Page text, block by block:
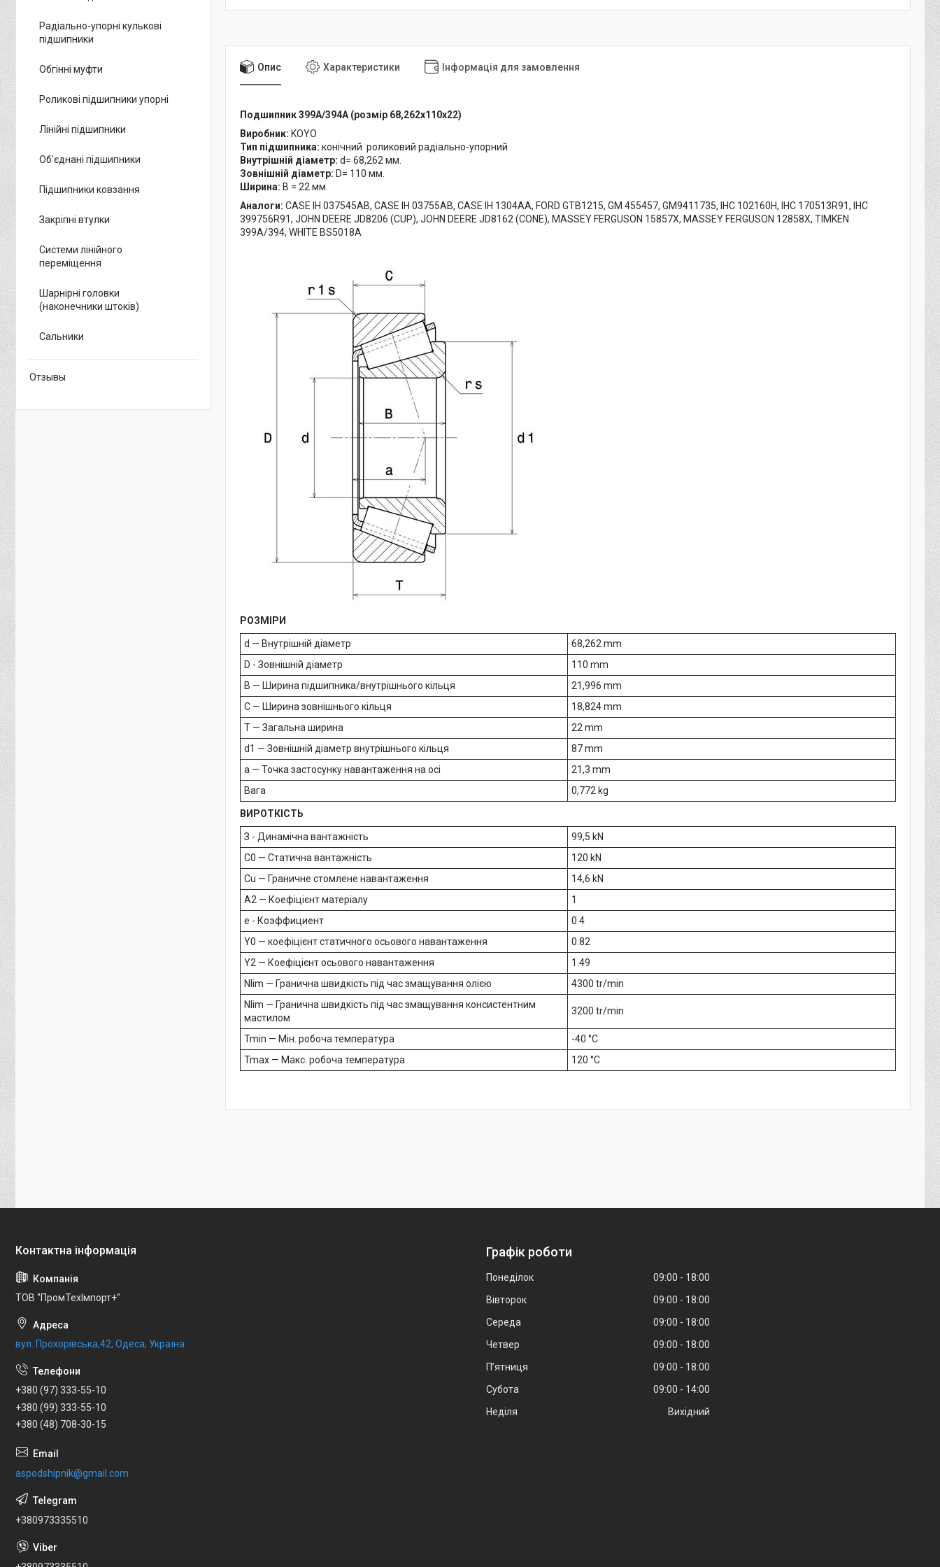
Опис Характеристики Інформація для замовлення
Подшипник 399A/394A (розмір 68,262x110x22)
Виробник: KOYO
Тип підшипника: конічний роликовий радіально-упорний
Внутрішній діаметр: d= 68,262 мм.
Зовнішній діаметр: D= 110 мм.
Ширина: B = 22 мм.
Аналоги: CASE IH 037545AB, CASE IH 03755AB, CASE IH 1304AA, FORD GTB1215, GM 455457, GM9411735, IHC 102160H, IHC 170513R91, IHC
399756R91, JOHN DEERE JD8206 (CUP), JOHN DEERE JD8162 (CONE), MASSEY FERGUSON 15857X, MASSEY FERGUSON 12858X, TIMKEN
399A/394, WHITE BS5018A
РОЗМІРИ
d — Внутрішній діаметр
68,262 mm
D - Зовнішній діаметр
110 mm
B — Ширина підшипника/внутрішнього кільця
21,996 mm
C — Ширина зовнішнього кільця
18,824 mm
T — Загальна ширина
22 mm
d1 — Зовнішній діаметр внутрішнього кільця
87 mm
а — Точка застосунку навантаження на осі
21,3 mm
Вага
0,772 kg
ВИРОТКІСТЬ
З - Динамічна вантажність
99,5 kN
C0 — Статична вантажність
120 kN
Cu — Граничне стомлене навантаження
14,6 kN
A2 — Коефіцієнт матеріалу
1
е - Коэффициент
0.4
Y0 — коефіцієнт статичного осьового навантаження
0.82
Y2 — Коефіцієнт осьового навантаження
1.49
Nlim — Гранична швидкість під час змащування олією
4300 tr/min
Nlim — Гранична швидкість під час змащування консистентним
мастилом
3200 tr/min
Tmin — Мін. робоча температура
-40 °C
Tmax — Макс. робоча температура
120 °C
Радіально-упорні кулькові
підшипники
Обгінні муфти
Роликові підшипники упорні
Лінійні підшипники
Об'єднані підшипники
Підшипники ковзання
Закріпні втулки
Системи лінійного
переміщення
Шарнірні головки
(наконечники штоків)
Сальники
Отзывы
ТОВ "ПромТехІмпорт+"
вул. Прохорівська,42, Одеса, Україна
+380 (97) 333-55-10
+380 (99) 333-55-10
+380 (48) 708-30-15
aspodshipnik@gmail.com
+380973335510
Графік роботи
Понеділок 09:00
18:00
Вівторок
09:00
18:00
Середа
09:00
18:00
Четвер
09:00
18:00
Пʼятниця
09:00
18:00
Субота
09:00
14:00
Неділя
Вихідний